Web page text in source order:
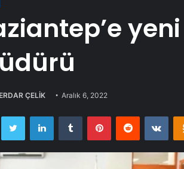
ÇELİK Aralık 6, 2022
Twitter LinkedInTumblr PinterestReddit